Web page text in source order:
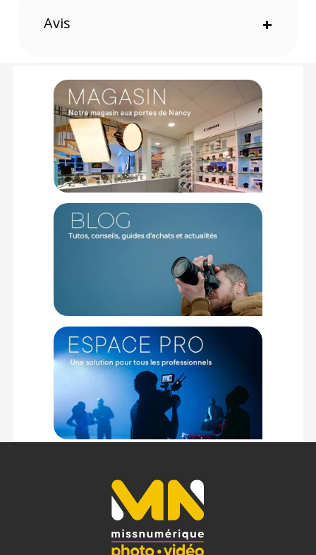
Films compatibles : 35mm couleur et noir et blanc (ISO
200/400/800)
Flash : Oui
Vitesse d'obturation : 1/120
Mise au point : Focus fixe
Alimentation : 1 x pile AAA (non incluse)
Dimensions : 115 x 64 x 44 mm
Poids : 119 g
CONTENU DU CARTON
1 x Appareil photo réutilisable Agfa 35mm noir
Code EAN Agfa Appareil photo réutilisable 35mm noir - Achat
et prix :
4250255104213
Garantie 2 ans
(1) Nombre de points Fidélité estimés, hors remises au panier, basé
sur le prix TTC en €, les points seront effectivement calculés dans le
Avis +